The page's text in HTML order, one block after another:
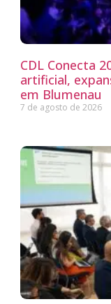
CDL Conecta
artificial,
em Blumenau
7 de agosto de 2026